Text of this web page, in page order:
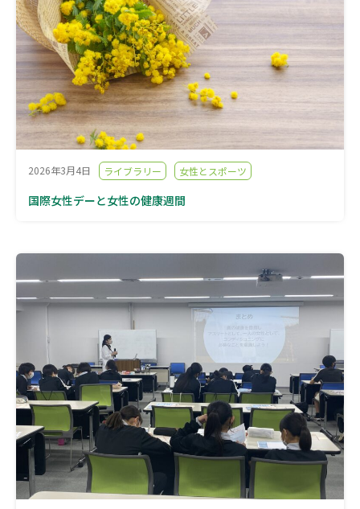
2026年3月4日 ライブラリー 女性とスポーツ
国際女性デーと女性の健康週間